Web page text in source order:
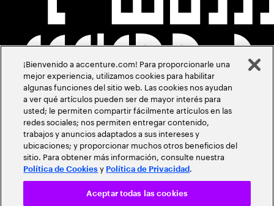
¡Bienvenido a accenture.com! Para proporcionarle una
mejor experiencia, utilizamos cookies para habilitar
algunas funciones del sitio web. Las cookies nos ayudan
a ver qué artículos pueden ser de mayor interés para
usted; le permiten compartir fácilmente artículos en las
redes sociales; nos permiten entregar contenido,
trabajos y anuncios adaptados a sus intereses y
ubicaciones; y proporcionar muchos otros beneficios del
sitio. Para obtener más información, consulte nuestra
Política de Cookies y Política de Privacidad .
Aceptar todas las cookies